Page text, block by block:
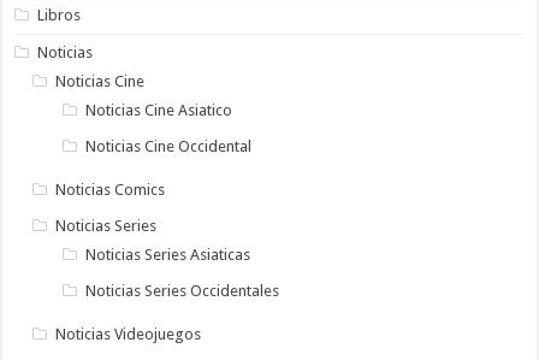
Libros
Noticias
Noticias Cine
Noticias Cine Asiatico
Noticias Cine Occidental
Noticias Comics
Noticias Series
Noticias Series Asiaticas
Noticias Series Occidentales
Noticias Videojuegos